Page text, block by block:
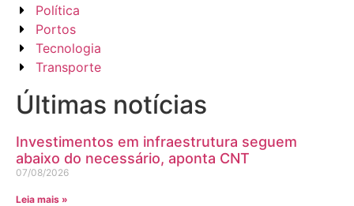
Política
Portos
Tecnologia
Transporte
Últimas notícias
Investimentos em infraestrutura seguem
abaixo do necessário, aponta CNT
07/08/2026
Leia mais »